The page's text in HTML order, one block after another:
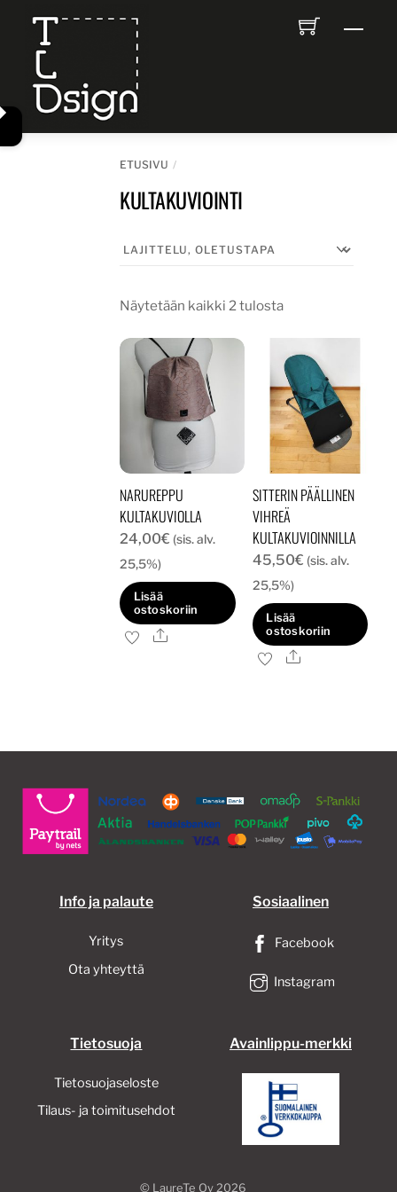
content
ETUSIVU
KULTAKUVIOINTI
Näytetään kaikki 2 tulosta
NARUREPPU
KULTAKUVIOLLA
24,00€ (sis. alv.
25,5%)
Lisää
ostoskoriin
Ale
SITTERIN PÄÄLLINEN
VIHREÄ
KULTAKUVIOINNILLA
45,50€ (sis. alv.
25,5%)
Lisää
ostoskoriin
Ale
Info ja palaute
Yritys
Ota yhteyttä
Sosiaalinen
Facebook
Instagram
Tietosuoja
Tietosuojaseloste
Tilaus- ja toimitusehdot
Avainlippu-merkki
© LaureTe Oy2026